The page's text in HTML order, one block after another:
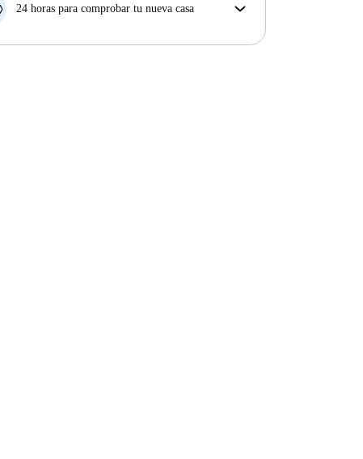
horas previas a la fecha de entrada, Spotahome A) te
el hotel hasta que encuentres nueva casa o B) te hará
24 horas para comprobar tu nueva casa